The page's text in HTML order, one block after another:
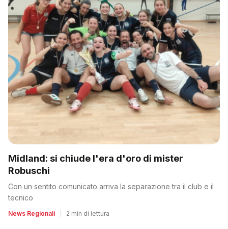
Midland: si chiude l'era d'oro di mister
Robuschi
Con un sentito comunicato arriva la separazione tra il club e il
tecnico
News Regionali 2 min di lettura